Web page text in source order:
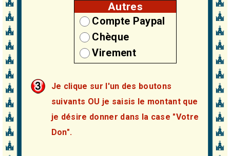
Autres
Compte Paypal
Chèque
Virement
Je clique sur l'un des boutons
suivants OU je saisis le montant que
je désire donner dans la case "Votre
Don".